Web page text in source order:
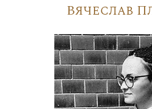
Вячеслав